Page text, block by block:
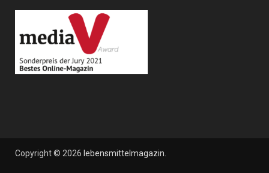
Copyright © 2026 lebensmittelmagazin